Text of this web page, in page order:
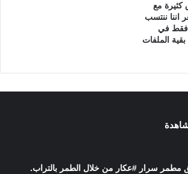
كثيرة مع
اننا ننتسب
فقط في
الملفات
مطمر سرار #عكار من خلال الطمر بالتراب.